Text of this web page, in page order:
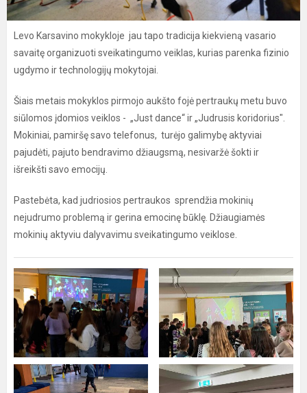
Levo Karsavino mokykloje jau tapo tradicija kiekvieną vasario
savaitę organizuoti sveikatingumo veiklas, kurias parenka fizinio
ugdymo ir technologijų mokytojai.
Šiais metais mokyklos pirmojo aukšto fojė pertraukų metu buvo
siūlomos įdomios veiklos - „Just dance“ ir „Judrusis koridorius".
Mokiniai, pamiršę savo telefonus, turėjo galimybę aktyviai
pajudėti, pajuto bendravimo džiaugsmą, nesivaržė šokti ir
išreikšti savo emocijų.
Pastebėta, kad judriosios pertraukos sprendžia mokinių
nejudrumo problemą ir gerina emocinę būklę. Džiaugiamės
mokinių aktyviu dalyvavimu sveikatingumo veiklose.